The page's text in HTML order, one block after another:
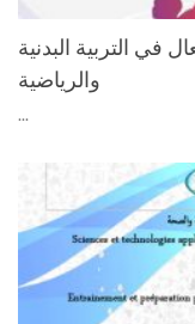
في التربیة البدنیة
والرياضية
...